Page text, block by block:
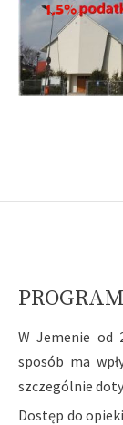
W Jemenie od
sposób ma
szczególnie
Dostęp do